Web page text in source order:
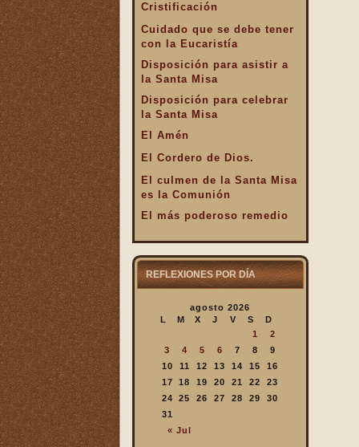
Cristificación
Cuidado que se debe tener
con la Eucaristía
Disposición para asistir a
la Santa Misa
Disposición para celebrar
la Santa Misa
El Amén
El Cordero de Dios.
El culmen de la Santa Misa
es la Comunión
El más poderoso remedio
El Pan de la Palabra y el
El Pan nuestro de cada día.
El valor infinto de la Santa
En la Santa Misa Dios nos
da todo
En la Santa Misa la Iglesia
se ofrece a sí misma
En la Santa Misa recibimos
REFLEXIONES POR DÍA
agosto 2026
L
M X J V S D
« Jul
1
2
3
4 5 6 7 8
9
10
11 12 13 14 15
16
17
18 19 20 21 22
23
24
25 26 27 28 29
30
31